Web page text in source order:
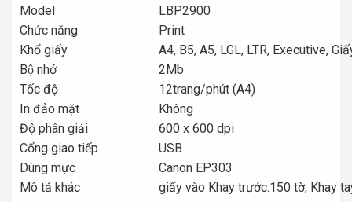
Model
LBP2900
Chức năng
Print
Khổ giấy
A4, B5, A5, LGL, LTR, Executive,
Bộ nhớ
2Mb
Tốc độ
12trang/phút (A4)
In đảo mặt
Không
Độ phân giải
600 x 600 dpi
Cổng giao tiếp
USB
Dùng mực
Canon EP303
Mô tả khác
giấy vào Khay trước:150 tờ; Khay